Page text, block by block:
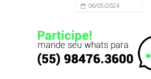
06/05/2024